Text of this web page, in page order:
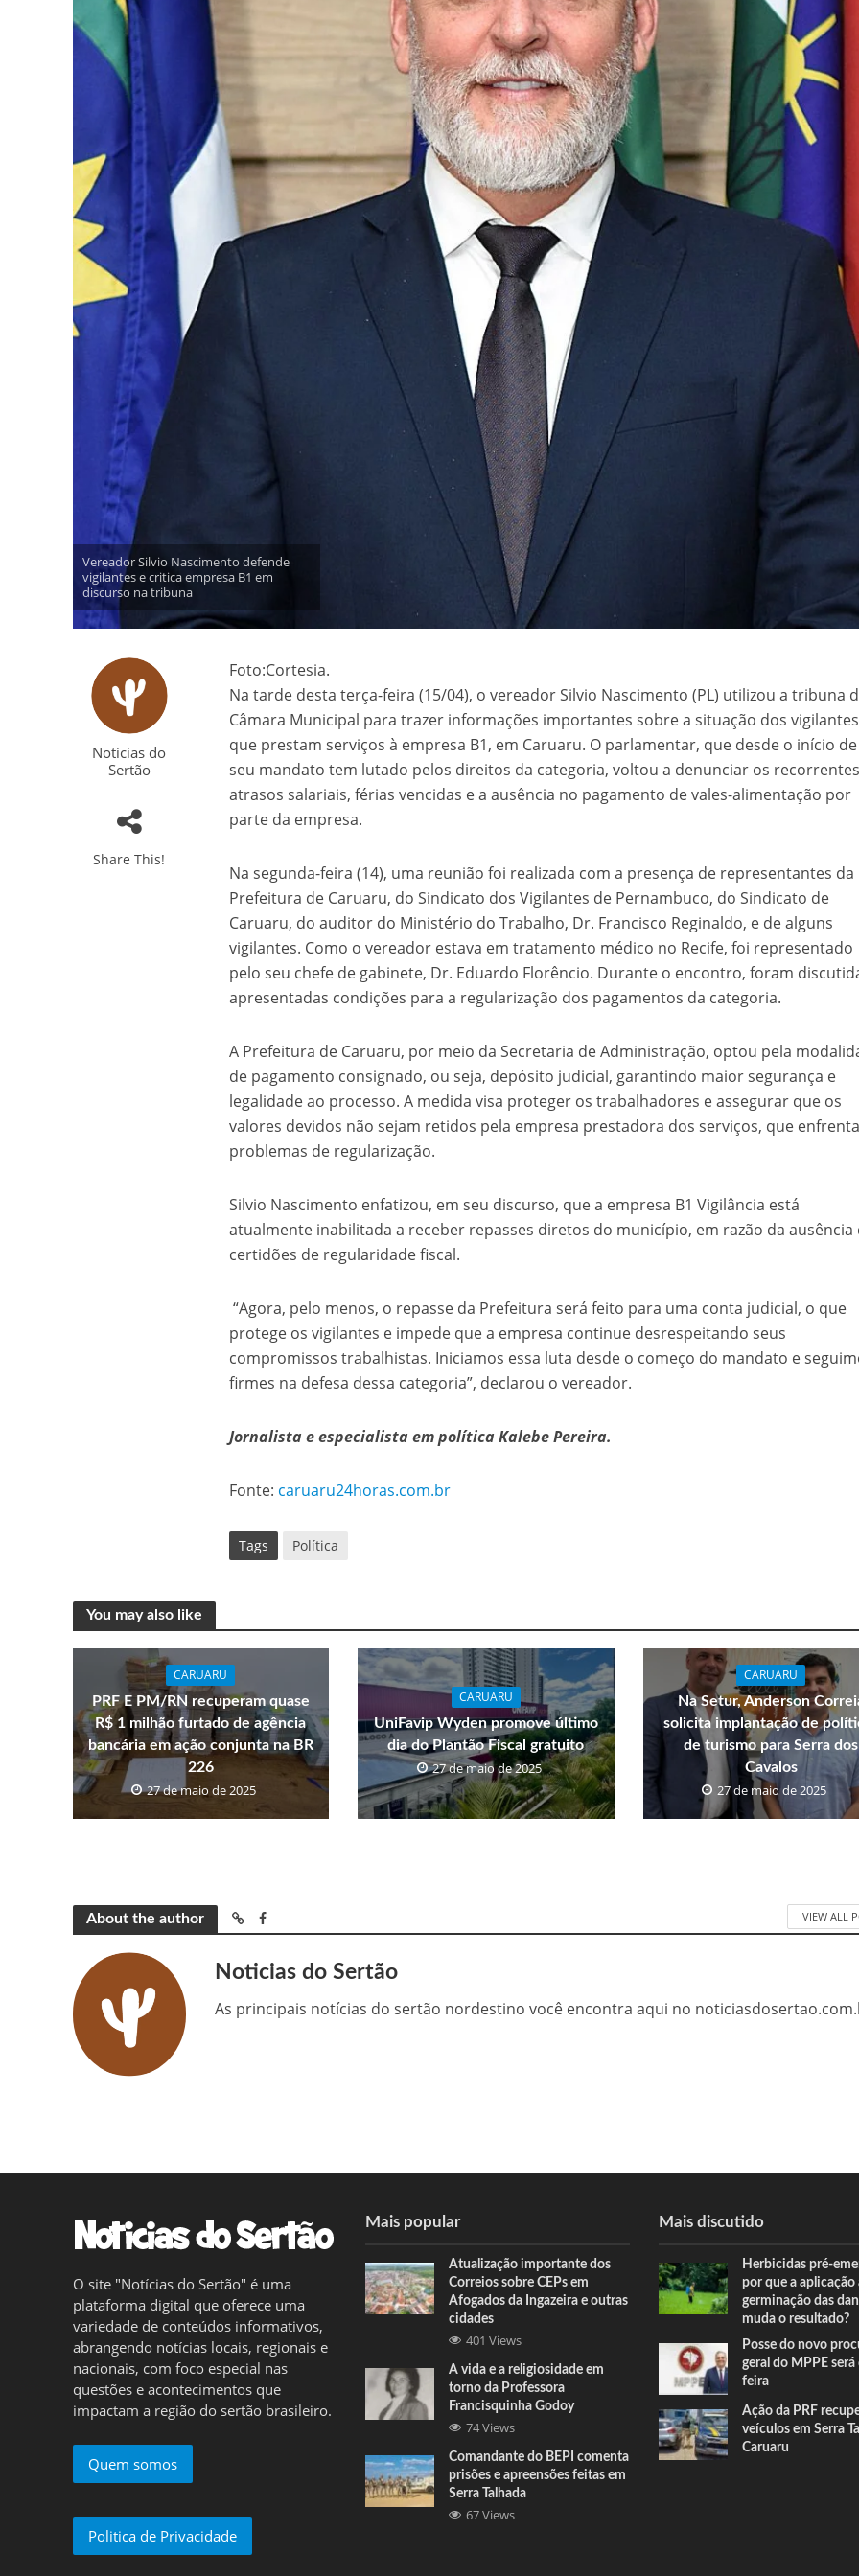
Vereador Silvio Nascimento defende
vigilantes e critica empresa B1 em
discurso na tribuna
Noticias do
Sertão
Share This!
Foto:Cortesia.
Na tarde desta terça-feira (15/04), o vereador Silvio Nascimento (PL) utilizou a tribuna
Câmara Municipal para trazer informações importantes sobre a situação dos vigilantes
que prestam serviços à empresa B1, em Caruaru. O parlamentar, que desde o início de
seu mandato tem lutado pelos direitos da categoria, voltou a denunciar os recorrentes
atrasos salariais, férias vencidas e a ausência no pagamento de vales-alimentação por
parte da empresa.
Na segunda-feira (14), uma reunião foi realizada com a presença de representantes da
Prefeitura de Caruaru, do Sindicato dos Vigilantes de Pernambuco, do Sindicato de
Caruaru, do auditor do Ministério do Trabalho, Dr. Francisco Reginaldo, e de alguns
vigilantes. Como o vereador estava em tratamento médico no Recife, foi representado
pelo seu chefe de gabinete, Dr. Eduardo Florêncio. Durante o encontro, foram
apresentadas condições para a regularização dos pagamentos da categoria.
A Prefeitura de Caruaru, por meio da Secretaria de Administração, optou pela
de pagamento consignado, ou seja, depósito judicial, garantindo maior segurança e
legalidade ao processo. A medida visa proteger os trabalhadores e assegurar que os
valores devidos não sejam retidos pela empresa prestadora dos serviços, que enfrenta
problemas de regularização.
Silvio Nascimento enfatizou, em seu discurso, que a empresa B1 Vigilância está
atualmente inabilitada a receber repasses diretos do município, em razão da ausência
certidões de regularidade fiscal.
“Agora, pelo menos, o repasse da Prefeitura será feito para uma conta judicial, o que
protege os vigilantes e impede que a empresa continue desrespeitando seus
compromissos trabalhistas. Iniciamos essa luta desde o começo do mandato e
firmes na defesa dessa categoria”, declarou o vereador.
Jornalista e especialista em política Kalebe Pereira.
Fonte: caruaru24horas.com.br
Tags Política
You may also like
CARUARU
PRF E PM/RN recuperam quase
R$ 1 milhão furtado de agência
bancária em ação conjunta na BR
226
27 de maio de 2025
CARUARU
UniFavip Wyden promove último
dia do Plantão Fiscal gratuito
27 de maio de 2025
CARUARU
Na Setur, Anderson
solicita implantação de
de turismo para Serra dos
Cavalos
27 de maio de 2025
About the author VIEW ALL
Noticias do Sertão
As principais notícias do sertão nordestino você encontra aqui no
O site "Notícias do Sertão" é uma
plataforma digital que oferece uma
variedade de conteúdos informativos,
abrangendo notícias locais, regionais e
nacionais, com foco especial nas
questões e acontecimentos que
impactam a região do sertão brasileiro.
Quem somos
Politica de Privacidade
Mais popular
Atualização importante dos
Correios sobre CEPs em
Afogados da Ingazeira e outras
cidades
401 Views
A vida e a religiosidade em
torno da Professora
Francisquinha Godoy
74 Views
Comandante do BEPI comenta
prisões e apreensões feitas em
Serra Talhada
67 Views
Mais discutido
Herbicidas pré-
por que a aplicação
germinação das
muda o resultado?
Posse do novo
geral do MPPE
feira
Ação da PRF
veículos em Serra
Caruaru